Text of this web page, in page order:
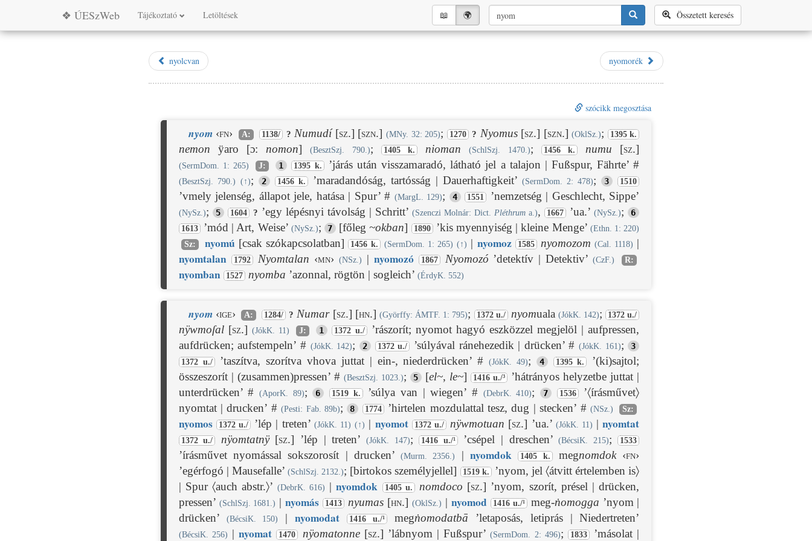
❖ ÚESzWeb Tájékoztató Letöltések Összetett keresés
📖︎ 🌍︎
nyolcvan nyomorék
szócikk megosztása
nyom ‹fn› A: 1138/ ? Numudí[sz.] [szn.] (MNy. 32: 205); 1270 ? Nyomus[sz.] [szn.] (OklSz.); 1395 k.
nemon ÿaro [ɔ: nomon](BesztSzj. 790.); 1405 k. nioman (SchlSzj. 1470.); 1456 k. numu [sz.]
(SermDom. 1: 265) J: 1 1395 k. ’járás után visszamaradó, látható jel a talajon | Fußspur, Fährte’ #
(BesztSzj. 790.) ( ↑); 2 1456 k. ’maradandóság, tartósság | Dauerhaftigkeit’(SermDom. 2: 478); 3 1510
’vmely jelenség, állapot jele, hatása | Spur’ # (MargL. 129); 4 1551 ’nemzetség | Geschlecht, Sippe’
(NySz.); 5 1604 ? ’egy lépésnyi távolság | Schritt’(Szenczi Molnár: Dict.Pléthrum a.), 1667 ’ua.’(NySz.); 6
1613 ’mód | Art, Weise’ (NySz.); 7 [főleg ~okban] 1890 ’kis myennyiség | kleine Menge’ (Ethn. 1: 220)
Sz:
nyomú [csak szókapcsolatban] 1456 k. (SermDom. 1: 265) ( ↑) | nyomoz 1585 nyomozom (Cal. 1118) |
nyomtalan 1792 Nyomtalan ‹mn› (NSz.) | nyomozó 1867 Nyomozó ’detektív | Detektiv’(CzF.) R:
nyomban 1527 nyomba ’azonnal, rögtön | sogleich’ (ÉrdyK. 552)
nyom ‹ige› A: 1284/ ? Numar[sz.] [hn.] (Györffy: ÁMTF. 1: 795); 1372 u./ nyomuala (JókK. 142); 1372 u./
nÿwmoſal[sz.] (JókK. 11) J: 1 1372 u./ ’rászorít; nyomot hagyó eszközzel megjelöl | aufpressen,
aufdrücken; aufstempeln’ # (JókK. 142); 2 1372 u./ ’súlyával ránehezedik | drücken’ #(JókK. 161); 3
1372 u./ ’taszítva, szorítva vhova juttat | ein-, niederdrücken’ #(JókK. 49); 4 1395 k.
’(ki)sajtol;
összeszorít | (zusammen)pressen’ # (BesztSzj. 1023.); 5 [el~, le~] 1416 u./³
’hátrányos helyzetbe juttat |
unterdrücken’ # (AporK. 89); 6 1519 k. ’súlya van | wiegen’ # (DebrK. 410); 7 1536 ’〈írásművet〉
nyomtat | drucken’ #(Pesti: Fab. 89b); 8 1774 ’hirtelen mozdulattal tesz, dug | stecken’ # (NSz.) Sz:
nyomos 1372 u./ ’lép | treten’ (JókK. 11) ( ↑) | nyomot 1372 u./ nÿwmotuan [sz.] ’ua.’ (JókK. 11) |nyomtat
1372 u./ nÿomtatnÿ[sz.] ’lép | treten’ (JókK. 147); 1416 u./¹ ’csépel | dreschen’(BécsiK. 215); 1533
’írásművet nyomással sokszorosít | drucken’(Murm. 2356.) |nyomdok 1405 k. megnomdok ‹fn›
’egérfogó | Mausefalle’(SchlSzj. 2132.); [birtokos személyjellel] 1519 k. ’nyom, jel 〈átvitt értelemben is〉
| Spur 〈auch abstr.〉’ (DebrK. 616) |nyomdok 1405 u. nomdoco [sz.] ’nyom, szorít, présel | drücken,
pressen’ (SchlSzj. 1681.) |nyomás 1413 nyumas [hn.] (OklSz.) | nyomod 1416 u./¹ meg-ṅomogga ’nyom |
drücken’
(BécsiK. 150) |nyomodat 1416 u./¹ megṅomodatbā ’letaposás, letiprás | Niedertreten’
(BécsiK. 256) |nyomat 1470 nÿomatonne[sz.] ’lábnyom | Fußspur’(SermDom. 2: 496); 1833 ’másolat |